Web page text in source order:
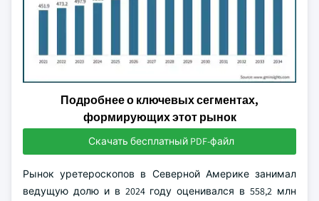
Подробнее о ключевых сегментах,
формирующих этот рынок
Скачать бесплатный PDF-файл
Рынок уретероскопов в Северной Америке занимал
ведущую долю и в 2024 году оценивался в 558,2 млн